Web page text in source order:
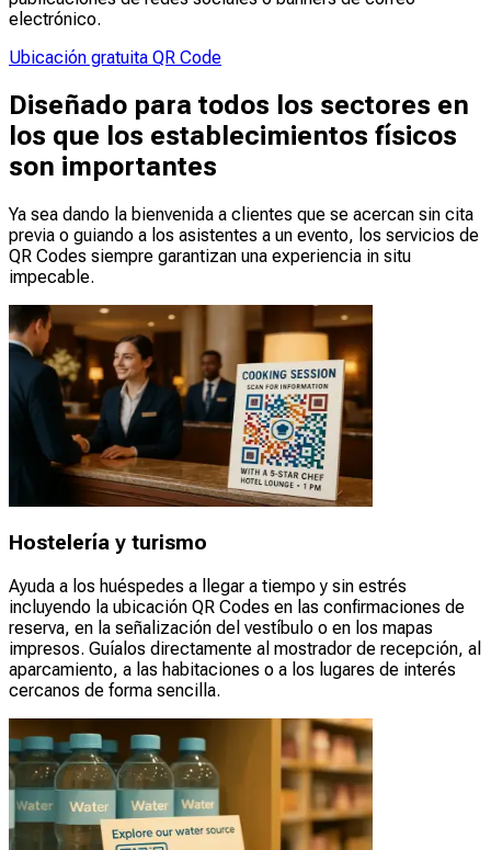
electrónico.
Ubicación gratuita QR Code
Diseñado para todos los sectores en
los que los establecimientos físicos
son importantes
Ya sea dando la bienvenida a clientes que se acercan sin cita
previa o guiando a los asistentes a un evento, los servicios de
QR Codes siempre garantizan una experiencia in situ
impecable.
Hostelería y turismo
Ayuda a los huéspedes a llegar a tiempo y sin estrés
incluyendo la ubicación QR Codes en las confirmaciones de
reserva, en la señalización del vestíbulo o en los mapas
impresos. Guíalos directamente al mostrador de recepción, al
aparcamiento, a las habitaciones o a los lugares de interés
cercanos de forma sencilla.